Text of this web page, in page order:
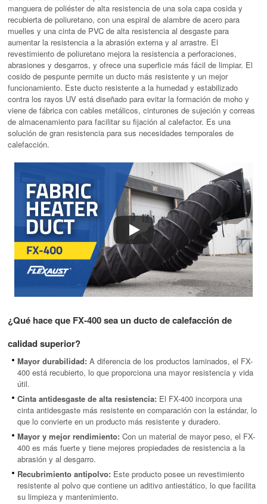
manguera de poliéster de alta resistencia de una sola capa cosida y
recubierta de poliuretano, con una espiral de alambre de acero para
muelles y una cinta de PVC de alta resistencia al desgaste para
aumentar la resistencia a la abrasión externa y al arrastre. El
revestimiento de poliuretano mejora la resistencia a perforaciones,
abrasiones y desgarros, y ofrece una superficie más fácil de limpiar. El
cosido de pespunte permite un ducto más resistente y un mejor
funcionamiento. Este ducto resistente a la humedad y estabilizado
contra los rayos UV está diseñado para evitar la formación de moho y
viene de fábrica con cables metálicos, cinturones de sujeción y correas
de almacenamiento para facilitar su fijación al calefactor. Es una
solución de gran resistencia para sus necesidades temporales de
calefacción.
¿Qué hace que FX-400 sea un ducto de calefacción de
calidad superior?
Mayor durabilidad: A diferencia de los productos laminados, el FX-
400 está recubierto, lo que proporciona una mayor resistencia y vida
útil.
Cinta antidesgaste de alta resistencia: El FX-400 incorpora una
cinta antidesgaste más resistente en comparación con la estándar, lo
que lo convierte en un producto más resistente y duradero.
Mayor y mejor rendimiento: Con un material de mayor peso, el FX-
400 es más fuerte y tiene mejores propiedades de resistencia a la
abrasión y al desgarro.
Recubrimiento antipolvo: Este producto posee un revestimiento
resistente al polvo que contiene un aditivo antiestático, lo que facilita
su limpieza y mantenimiento.